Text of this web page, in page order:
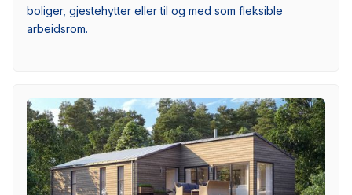
boliger, gjestehytter eller til og med som fleksible
arbeidsrom.